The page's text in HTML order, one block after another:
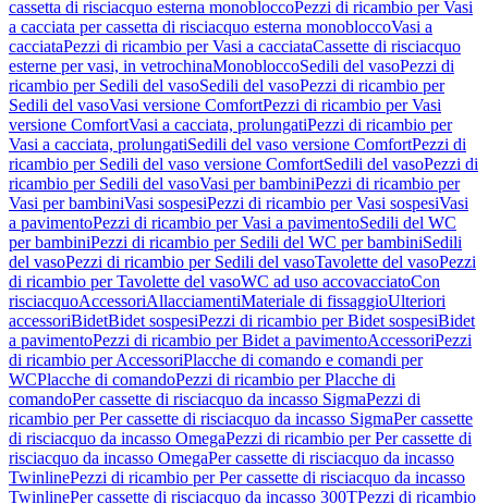
cassetta di risciacquo esterna monobloccoPezzi di ricambio per Vasi
a cacciata per cassetta di risciacquo esterna monobloccoVasi a
cacciataPezzi di ricambio per Vasi a cacciataCassette di risciacquo
esterne per vasi, in vetrochinaMonobloccoSedili del vasoPezzi di
ricambio per Sedili del vasoSedili del vasoPezzi di ricambio per
Sedili del vasoVasi versione ComfortPezzi di ricambio per Vasi
versione ComfortVasi a cacciata, prolungatiPezzi di ricambio per
Vasi a cacciata, prolungatiSedili del vaso versione ComfortPezzi di
ricambio per Sedili del vaso versione ComfortSedili del vasoPezzi di
ricambio per Sedili del vasoVasi per bambiniPezzi di ricambio per
Vasi per bambiniVasi sospesiPezzi di ricambio per Vasi sospesiVasi
a pavimentoPezzi di ricambio per Vasi a pavimentoSedili del WC
per bambiniPezzi di ricambio per Sedili del WC per bambiniSedili
del vasoPezzi di ricambio per Sedili del vasoTavolette del vasoPezzi
di ricambio per Tavolette del vasoWC ad uso accovacciatoCon
risciacquoAccessoriAllacciamentiMateriale di fissaggioUlteriori
accessoriBidetBidet sospesiPezzi di ricambio per Bidet sospesiBidet
a pavimentoPezzi di ricambio per Bidet a pavimentoAccessoriPezzi
di ricambio per AccessoriPlacche di comando e comandi per
WCPlacche di comandoPezzi di ricambio per Placche di
comandoPer cassette di risciacquo da incasso SigmaPezzi di
ricambio per Per cassette di risciacquo da incasso SigmaPer cassette
di risciacquo da incasso OmegaPezzi di ricambio per Per cassette di
risciacquo da incasso OmegaPer cassette di risciacquo da incasso
TwinlinePezzi di ricambio per Per cassette di risciacquo da incasso
TwinlinePer cassette di risciacquo da incasso 300TPezzi di ricambio